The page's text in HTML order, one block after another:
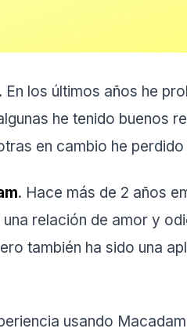
los últimos años he
he tenido buenos
en cambio he
. Hace más de 2 años
relación de amor y
también ha sido una
usando